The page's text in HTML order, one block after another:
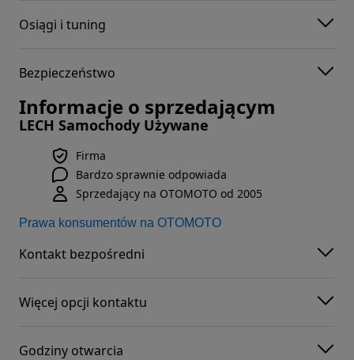
Osiągi i tuning
Bezpieczeństwo
Informacje o sprzedającym
LECH Samochody Używane
Firma
Bardzo sprawnie odpowiada
Sprzedający na OTOMOTO od 2005
Prawa konsumentów na OTOMOTO
Kontakt bezpośredni
Więcej opcji kontaktu
Godziny otwarcia